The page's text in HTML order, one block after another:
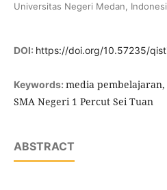
Universitas Negeri Medan,
DOI: https://doi.org/10.57235/
Keywords: media pembelajaran,
SMA Negeri 1 Percut Sei Tuan
ABSTRACT